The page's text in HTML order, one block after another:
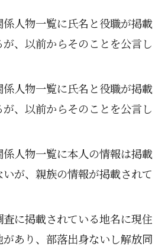
人物一覧に氏名と役職が掲載
が、以前からそのことを公言し
人物一覧に氏名と役職が掲載
が、以前からそのことを公言し
人物一覧に本人の情報は掲載
いが、親族の情報が掲載されて
査に掲載されている地名に現住
あり、部落出身ないし解放同